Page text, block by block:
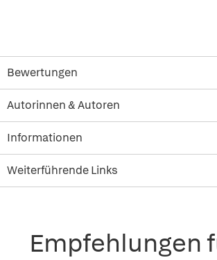
Bewertungen
Autorinnen & Autoren
Informationen
Weiterführende Links
Empfehlungen